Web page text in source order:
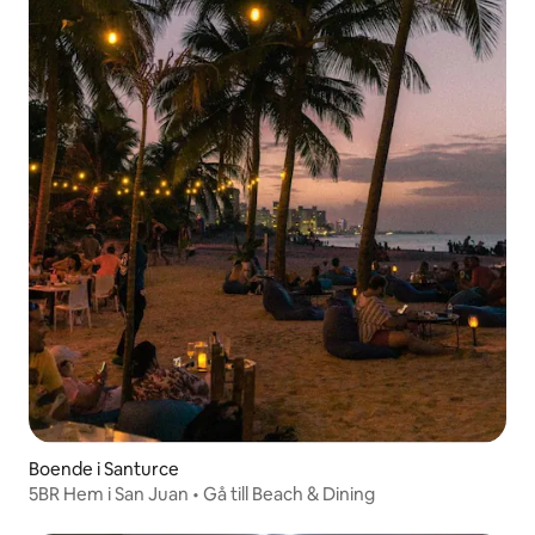
Boende i Santurce
5BR Hem i San Juan • Gå till Beach & Dining